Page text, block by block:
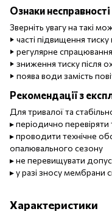
Ознаки несправності
Зверніть увагу на такі
‣ часті підвищення тиску
‣ регулярне
‣ зниження тиску після
‣ поява води замість
Рекомендації з
Для тривалої та
▸ періодично перевіряти
▸ проводити технічне
опалювального сезону
▸ не перевищувати
▸ у разі зносу мембрани
Характеристики